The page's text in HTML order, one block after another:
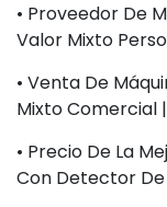
• Proveedor De
Valor Mixto
• Venta De
Mixto Comercial |
• Precio De La
Con Detector De